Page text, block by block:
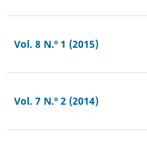
Vol. 8 N.º 1 (2015)
Vol. 7 N.º 2 (2014)